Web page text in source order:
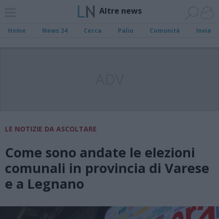
Altre news
Home News 24 Cerca Palio Comunità Invia
LE NOTIZIE DA ASCOLTARE
Come sono andate le elezioni
comunali in provincia di Varese
e a Legnano